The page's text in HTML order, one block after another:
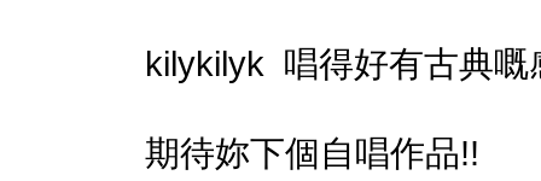
kilykilyk 唱得好有古典嘅
期待妳下個自唱作品!!